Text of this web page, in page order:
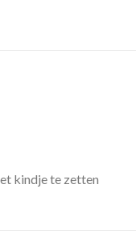
kindje te zetten